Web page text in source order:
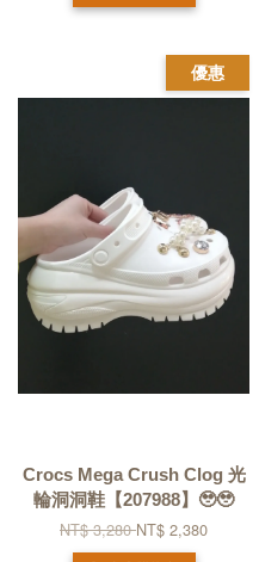
優惠
Crocs Mega Crush Clog 光
輪洞洞鞋【207988】🥹🥹
NT$ 3,280NT$ 2,380